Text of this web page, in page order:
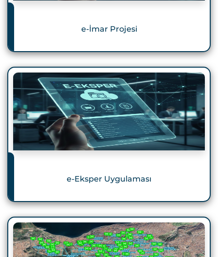
e-İmar Projesi
e-Eksper Uygulaması